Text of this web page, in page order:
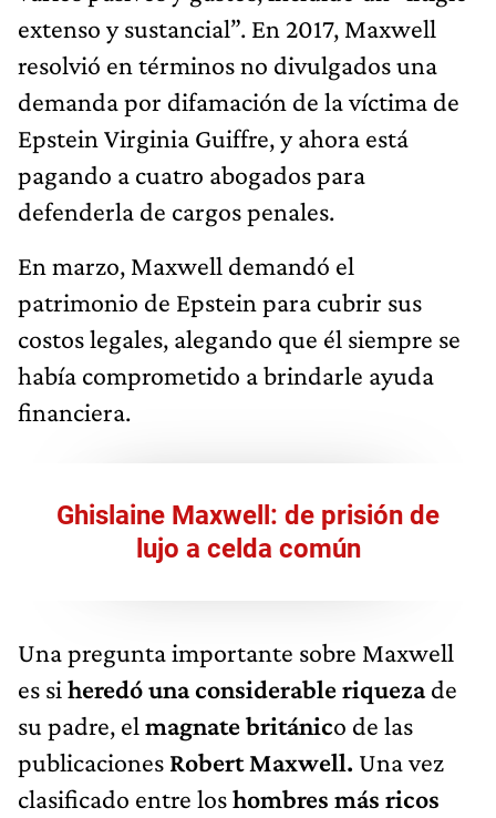
extenso y sustancial”. En 2017, Maxwell
resolvió en términos no divulgados una
demanda por difamación de la víctima de
Epstein Virginia Guiffre, y ahora está
pagando a cuatro abogados para
defenderla de cargos penales.
En marzo, Maxwell demandó el
patrimonio de Epstein para cubrir sus
costos legales, alegando que él siempre se
había comprometido a brindarle ayuda
financiera.
Ghislaine Maxwell: de prisión de
lujo a celda común
Una pregunta importante sobre Maxwell
es si heredó una considerable riquezade
su padre, el magnate británico de las
publicaciones Robert Maxwell. Una vez
clasificado entre loshombres más ricos